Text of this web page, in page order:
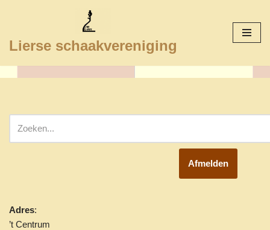
naar
inhoud
Lierse schaakvereniging
Afmelden
Adres:
’t Centrum